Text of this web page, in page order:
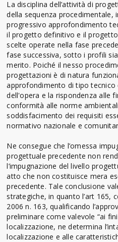
La disciplina dell’attività di
della sequenza procedimentale,
progressivo approfondimento
il progetto definitivo e il
scelte operate nella fase
fase successiva, sotto i profili
merito. Poiché il nesso
progettazioni è di natura
approfondimento di tipo tecnico
dell'opera e la rispondenza alle
conformità alle norme
soddisfacimento dei requisiti
normativo nazionale e
Ne consegue che l’omessa
progettuale precedente non
l’impugnazione del livello
atto che non costituisce mera
precedente. Tale conclusione
strategiche, in quanto l’art 165,
2006 n. 163, qualificando
preliminare come valevole “ai fini
localizzazione, ne determina
localizzazione e alle